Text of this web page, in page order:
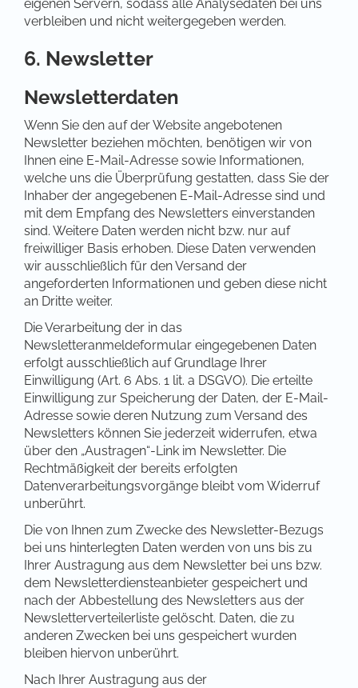
eigenen Servern, sodass alle Analysedaten bei uns
verbleiben und nicht weitergegeben werden.
6. Newsletter
Newsletterdaten
Wenn Sie den auf der Website angebotenen
Newsletter beziehen möchten, benötigen wir von
Ihnen eine E-Mail-Adresse sowie Informationen,
welche uns die Überprüfung gestatten, dass Sie der
Inhaber der angegebenen E-Mail-Adresse sind und
mit dem Empfang des Newsletters einverstanden
sind. Weitere Daten werden nicht bzw. nur auf
freiwilliger Basis erhoben. Diese Daten verwenden
wir ausschließlich für den Versand der
angeforderten Informationen und geben diese nicht
an Dritte weiter.
Die Verarbeitung der in das
Newsletteranmeldeformular eingegebenen Daten
erfolgt ausschließlich auf Grundlage Ihrer
Einwilligung (Art. 6 Abs. 1 lit. a DSGVO). Die erteilte
Einwilligung zur Speicherung der Daten, der E-Mail-
Adresse sowie deren Nutzung zum Versand des
Newsletters können Sie jederzeit widerrufen, etwa
über den „Austragen“-Link im Newsletter. Die
Rechtmäßigkeit der bereits erfolgten
Datenverarbeitungsvorgänge bleibt vom Widerruf
unberührt.
Die von Ihnen zum Zwecke des Newsletter-Bezugs
bei uns hinterlegten Daten werden von uns bis zu
Ihrer Austragung aus dem Newsletter bei uns bzw.
dem Newsletterdiensteanbieter gespeichert und
nach der Abbestellung des Newsletters aus der
Newsletterverteilerliste gelöscht. Daten, die zu
anderen Zwecken bei uns gespeichert wurden
bleiben hiervon unberührt.
Nach Ihrer Austragung aus der